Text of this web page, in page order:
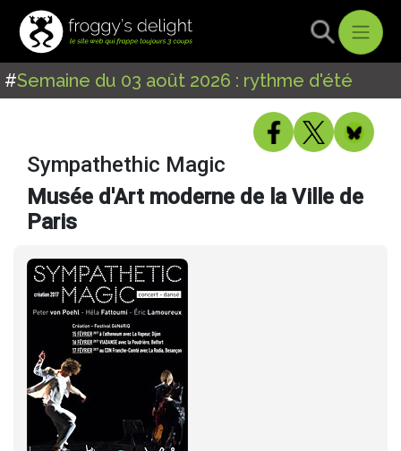
#Semaine du 03 août 2026 : rythme d'été
Sympathethic Magic
Musée d'Art moderne de la Ville de
Paris